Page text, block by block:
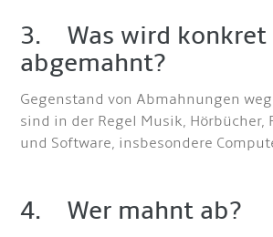
3. Was wird konkret
abgemahnt?
Gegenstand von Abmahnungen
sind in der Regel Musik, Hörbücher,
und Software, insbesondere
4. Wer mahnt ab?